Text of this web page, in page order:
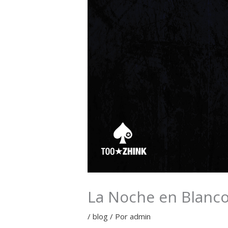
La Noche en
/blog / Poradmin